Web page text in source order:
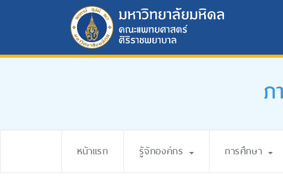
ภ
หน้าแรก รู้จักองค์กร การศึกษา